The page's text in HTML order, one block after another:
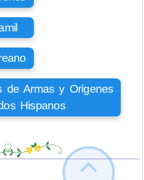
de Armas y Orígenes
Hispanos